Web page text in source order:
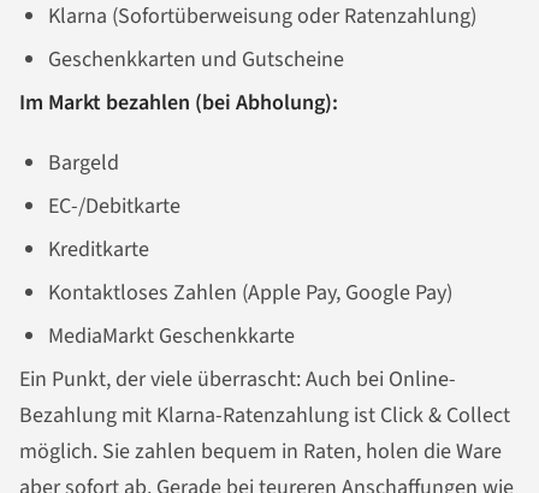
Klarna (Sofortüberweisung oder Ratenzahlung)
Geschenkkarten und Gutscheine
Im Markt bezahlen (bei Abholung):
Bargeld
EC-/Debitkarte
Kreditkarte
Kontaktloses Zahlen (Apple Pay, Google Pay)
MediaMarkt Geschenkkarte
Ein Punkt, der viele überrascht: Auch bei Online-
Bezahlung mit Klarna-Ratenzahlung ist Click & Collect
möglich. Sie zahlen bequem in Raten, holen die Ware